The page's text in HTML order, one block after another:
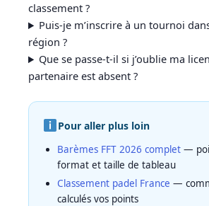
classement ?
Puis-je m’inscrire à un tournoi
région ?
Que se passe-t-il si j’oublie ma
partenaire est absent ?
Pour aller plus loin
Barèmes FFT 2026 complet —
format et taille de tableau
Classement padel France —
calculés vos points